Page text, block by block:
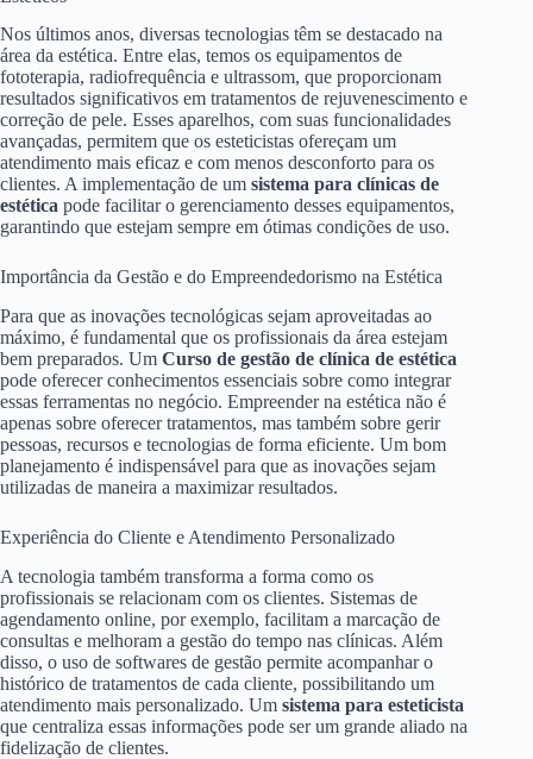
Nos últimos anos, diversas tecnologias têm se destacado na
área da estética. Entre elas, temos os equipamentos de
fototerapia, radiofrequência e ultrassom, que proporcionam
resultados significativos em tratamentos de rejuvenescimento e
correção de pele. Esses aparelhos, com suas funcionalidades
avançadas, permitem que os esteticistas ofereçam um
atendimento mais eficaz e com menos desconforto para os
clientes. A implementação de um sistema para clínicas de
estética pode facilitar o gerenciamento desses equipamentos,
garantindo que estejam sempre em ótimas condições de uso.
Importância da Gestão e do Empreendedorismo na Estética
Para que as inovações tecnológicas sejam aproveitadas ao
máximo, é fundamental que os profissionais da área estejam
bem preparados. Um Curso de gestão de clínica de estética
pode oferecer conhecimentos essenciais sobre como integrar
essas ferramentas no negócio. Empreender na estética não é
apenas sobre oferecer tratamentos, mas também sobre gerir
pessoas, recursos e tecnologias de forma eficiente. Um bom
planejamento é indispensável para que as inovações sejam
utilizadas de maneira a maximizar resultados.
Experiência do Cliente e Atendimento Personalizado
A tecnologia também transforma a forma como os
profissionais se relacionam com os clientes. Sistemas de
agendamento online, por exemplo, facilitam a marcação de
consultas e melhoram a gestão do tempo nas clínicas. Além
disso, o uso de softwares de gestão permite acompanhar o
histórico de tratamentos de cada cliente, possibilitando um
atendimento mais personalizado. Um sistema para esteticista
que centraliza essas informações pode ser um grande aliado na
fidelização de clientes.